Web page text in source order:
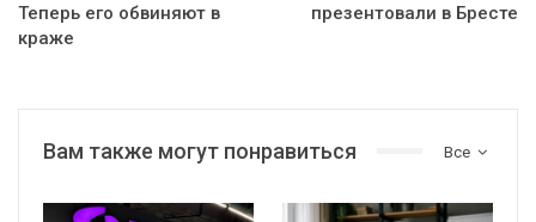
Теперь его обвиняют в
краже
презентовали в Бресте
Все
Вам также могут понравиться